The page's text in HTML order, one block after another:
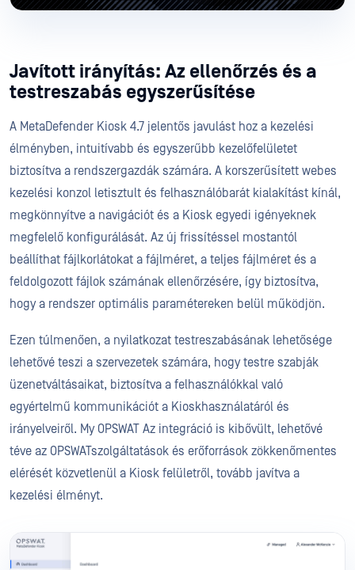
Javított irányítás: Az ellenőrzés és a
testreszabás egyszerűsítése
A MetaDefender Kiosk 4.7 jelentős javulást hoz a kezelési
élményben, intuitívabb és egyszerűbb kezelőfelületet
biztosítva a rendszergazdák számára. A korszerűsített webes
kezelési konzol letisztult és felhasználóbarát kialakítást kínál,
megkönnyítve a navigációt és a Kiosk egyedi igényeknek
megfelelő konfigurálását. Az új frissítéssel mostantól
beállíthat fájlkorlátokat a fájlméret, a teljes fájlméret és a
feldolgozott fájlok számának ellenőrzésére, így biztosítva,
hogy a rendszer optimális paramétereken belül működjön.
Ezen túlmenően, a nyilatkozat testreszabásának lehetősége
lehetővé teszi a szervezetek számára, hogy testre szabják
üzenetváltásaikat, biztosítva a felhasználókkal való
egyértelmű kommunikációt a Kioskhasználatáról és
irányelveiről. My OPSWAT Az integráció is kibővült, lehetővé
téve az OPSWATszolgáltatások és erőforrások zökkenőmentes
elérését közvetlenül a Kiosk felületről, tovább javítva a
kezelési élményt.